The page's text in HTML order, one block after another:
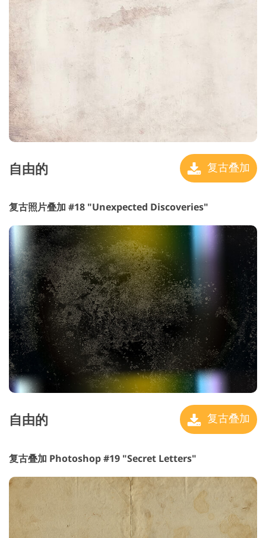
自由的 复古叠加
复古照片叠加 #18 "Unexpected Discoveries"
自由的 复古叠加
复古叠加 Photoshop #19 "Secret Letters"